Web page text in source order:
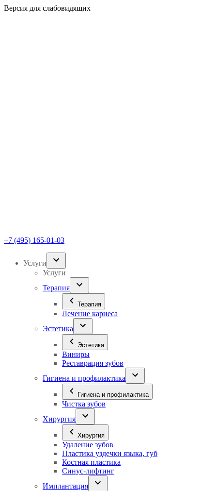
Версия для слабовидящих
+7 (495) 165-01-03
Услуги
Услуги
Терапия
Терапия
Лечение кариеса
Эстетика
Эстетика
Виниры
Реставрация зубов
Гигиена и профилактика
Гигиена и профилактика
Чистка зубов
Хирургия
Хирургия
Удаление зубов
Пластика уздечки языка, губ
Костная пластика
Синус-лифтинг
Имплантация